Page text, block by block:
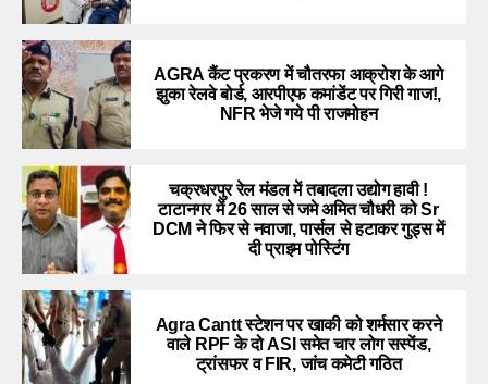
AGRA कैंट प्रकरण में चौतरफा आक्रोश के आगे
झुका रेलवे बोर्ड, आरपीएफ कमांडेंट पर गिरी गाज!,
NFR भेजे गये पी राजमोहन
चक्रधरपुर रेल मंडल में तबादला उद्योग हावी !
टाटानगर में 26 साल से जमे अमित चौधरी को Sr
DCM ने फिर से नवाजा, पार्सल से हटाकर गुड्स में
दी प्राइम पोस्टिंग
Agra Cantt स्टेशन पर खाकी को शर्मसार करने
वाले RPF के दो ASI समेत चार लोग सस्पेंड,
ट्रांसफर व FIR, जांच कमेटी गठित